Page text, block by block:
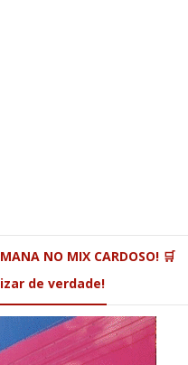
NO MIX CARDOSO! 🛒
de verdade!